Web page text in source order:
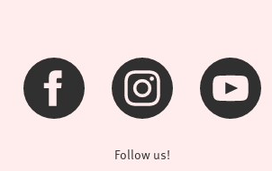
Follow us!